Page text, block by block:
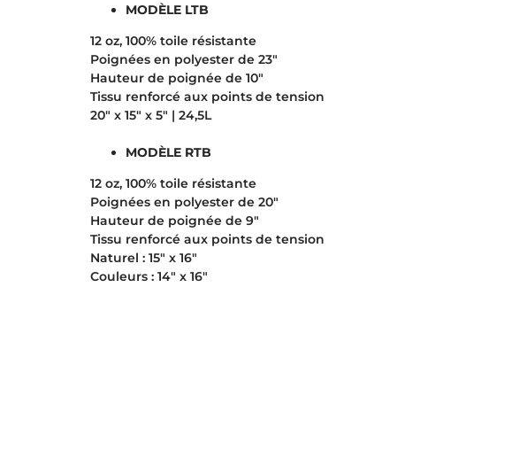
MODÈLE LTB
12 oz, 100% toile résistante
Poignées en polyester de 23″
Hauteur de poignée de 10″
Tissu renforcé aux points de tension
20″ x 15″ x 5″ | 24,5L
MODÈLE RTB
12 oz, 100% toile résistante
Poignées en polyester de 20″
Hauteur de poignée de 9″
Tissu renforcé aux points de tension
Naturel : 15″ x 16″
Couleurs : 14″ x 16″